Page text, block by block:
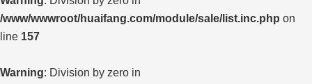
/www/wwwroot/huaifang.com/module/sale/list.inc.php on
line 157
Warning: Division by zero in